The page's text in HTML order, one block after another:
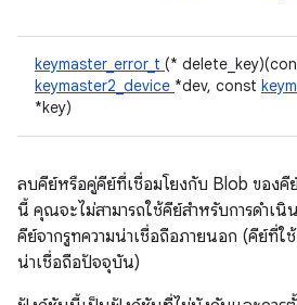
keymaster_error_t (*
keymaster2_device *dev, const
*key)
ลบคีย์หรือคู่คีย์ที่เชื่อมโยงกับ Blob ของคี
นี้ คุณจะไม่สามารถใช้คีย์สำหรับการดำเนิ
คีย์จากรูทความน่าเชื่อถือภายนอก (คีย์ที่ใ
น่าเชื่อถือปัจจุบัน)